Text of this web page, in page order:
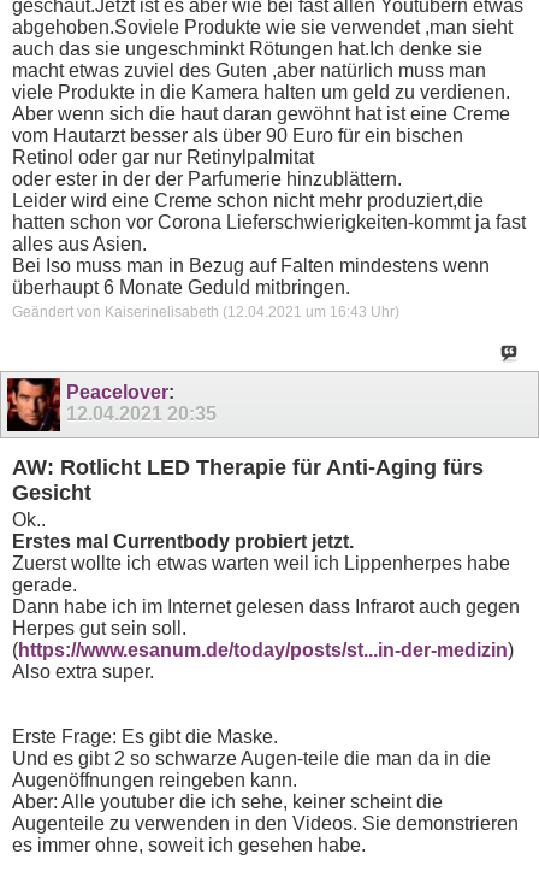
geschaut.Jetzt ist es aber wie bei fast allen Youtubern etwas
abgehoben.Soviele Produkte wie sie verwendet ,man sieht
auch das sie ungeschminkt Rötungen hat.Ich denke sie
macht etwas zuviel des Guten ,aber natürlich muss man
viele Produkte in die Kamera halten um geld zu verdienen.
Aber wenn sich die haut daran gewöhnt hat ist eine Creme
vom Hautarzt besser als über 90 Euro für ein bischen
Retinol oder gar nur Retinylpalmitat
oder ester in der der Parfumerie hinzublättern.
Leider wird eine Creme schon nicht mehr produziert,die
hatten schon vor Corona Lieferschwierigkeiten-kommt ja fast
alles aus Asien.
Bei Iso muss man in Bezug auf Falten mindestens wenn
überhaupt 6 Monate Geduld mitbringen.
Geändert von Kaiserinelisabeth (12.04.2021 um 16:43 Uhr)
Peacelover:
12.04.2021 20:35
AW: Rotlicht LED Therapie für Anti-Aging fürs
Gesicht
Ok..
Erstes mal Currentbody probiert jetzt.
Zuerst wollte ich etwas warten weil ich Lippenherpes habe
gerade.
Dann habe ich im Internet gelesen dass Infrarot auch gegen
Herpes gut sein soll.
(https://www.esanum.de/today/posts/st...in-der-medizin)
Also extra super.
Erste Frage: Es gibt die Maske.
Und es gibt 2 so schwarze Augen-teile die man da in die
Augenöffnungen reingeben kann.
Aber: Alle youtuber die ich sehe, keiner scheint die
Augenteile zu verwenden in den Videos. Sie demonstrieren
es immer ohne, soweit ich gesehen habe.